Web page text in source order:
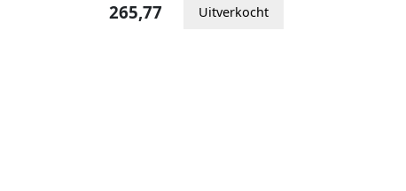
265,77 Uitverkocht